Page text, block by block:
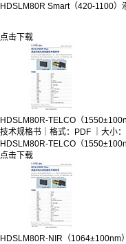
HDSLM80R Smart（420-1100）
点击下载
HDSLM80R-TELCO（
技术规格书｜格式：PDF ｜大小
HDSLM80R-TELCO（
点击下载
HDSLM80R-NIR（1064±100nm